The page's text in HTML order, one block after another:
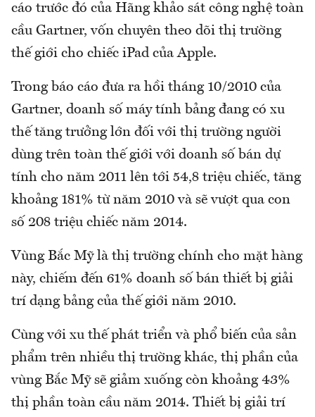
cáo trước đó của Hãng khảo sát công nghệ toàn
cầu Gartner, vốn chuyên theo dõi thị trường
thế giới cho chiếc iPad của Apple.
Trong báo cáo đưa ra hồi tháng 10/2010 của
Gartner, doanh số máy tính bảng đang có xu
thế tăng trưởng lớn đối với thị trường người
dùng trên toàn thế giới với doanh số bán dự
tính cho năm 2011 lên tới 54,8 triệu chiếc, tăng
khoảng 181% từ năm 2010 và sẽ vượt qua con
số 208 triệu chiếc năm 2014.
Vùng Bắc Mỹ là thị trường chính cho mặt hàng
này, chiếm đến 61% doanh số bán thiết bị giải
trí dạng bảng của thế giới năm 2010.
Cùng với xu thế phát triển và phổ biến của sản
phẩm trên nhiều thị trường khác, thị phần của
vùng Bắc Mỹ sẽ giảm xuống còn khoảng 43%
thị phần toàn cầu năm 2014. Thiết bị giải trí